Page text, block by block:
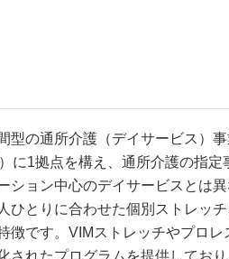
型の通所介護（デイサービス）事
に1拠点を構え、通所介護の指定
ション中心のデイサービスとは異
ひとりに合わせた個別ストレッチ
徴です。VIMストレッチやプロレ
れたプログラムを提供しており